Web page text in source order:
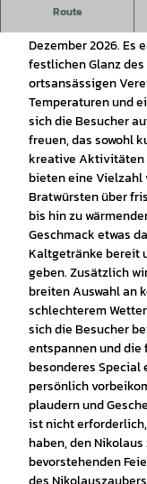
Route
Nikolauszauber in
Dezember 2026. Es
festlichen Glanz
ortsansässigen
Temperaturen und
sich die Besucher
freuen, das sowohl
kreative Aktivitäten
bieten eine Vielzahl
Bratwürsten über
bis hin zu
Geschmack etwas
Kaltgetränke bereit
geben. Zusätzlich
breiten Auswahl an
schlechterem
sich die Besucher
entspannen und die
besonderes Special
persönlich
plaudern und
ist nicht
haben, den
bevorstehenden